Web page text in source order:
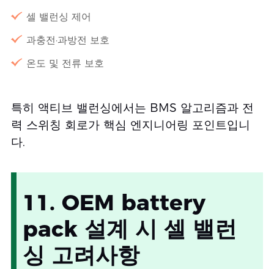
셀 밸런싱 제어
과충전·과방전 보호
온도 및 전류 보호
특히 액티브 밸런싱에서는 BMS 알고리즘과 전
력 스위칭 회로가 핵심 엔지니어링 포인트입니
다.
11. OEM battery
pack 설계 시 셀 밸런
싱 고려사항